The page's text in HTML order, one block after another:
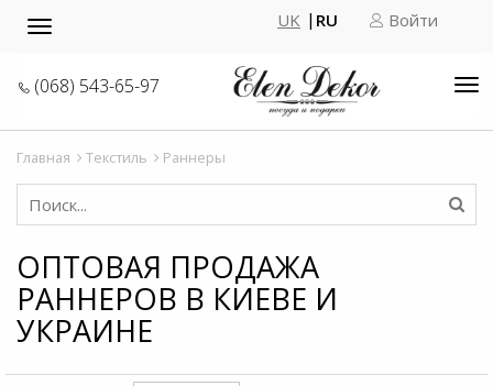
Toggle
UK RU Войти
(068) 543-65-97
Главная Текстиль Раннеры
ОПТОВАЯ ПРОДАЖА
РАННЕРОВ В КИЕВЕ И
УКРАИНЕ